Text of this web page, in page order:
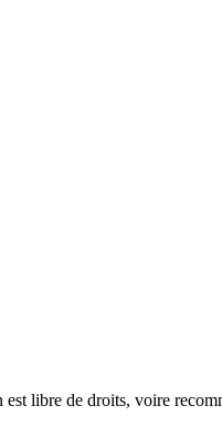
libre de droits, voire